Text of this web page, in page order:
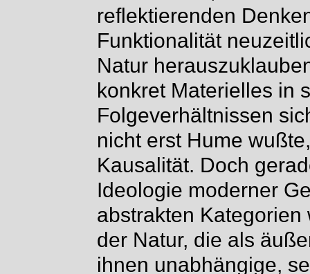
reflektierenden
Funktionalität
Natur
konkret Materielles in
Folgeverhältnissen
nicht erst Hume
Kausalität. Doch
Ideologie moderner
abstrakten
der Natur, die als
ihnen unabhängige,